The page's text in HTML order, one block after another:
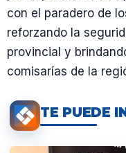
con el paradero de
reforzando la
provincial y
comisarías de la
TE PUEDE